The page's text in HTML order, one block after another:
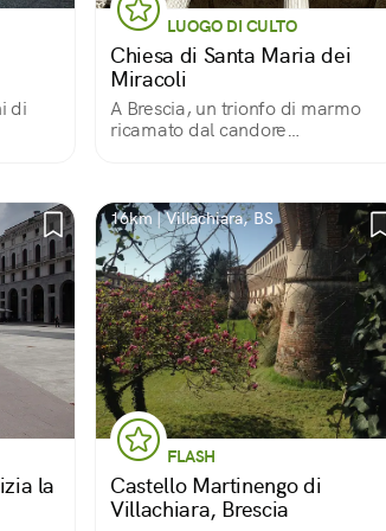
di
LUOGO DI CULTO
Chiesa di Santa Maria dei
Miracoli
A Brescia, un trionfo di marmo
ricamato dal candore
la
16km | Villachiara, BS
FLASH
Castello Martinengo di
Villachiara, Brescia